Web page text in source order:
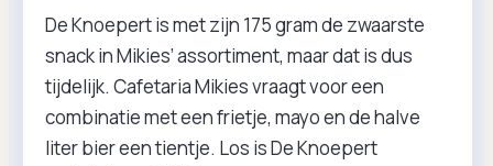
De Knoepert is met zijn 175 gram de zwaarste
snack in Mikies’ assortiment, maar dat is dus
tijdelijk. Cafetaria Mikies vraagt voor een
combinatie met een frietje, mayo en de halve
liter bier een tientje. Los is De Knoepert